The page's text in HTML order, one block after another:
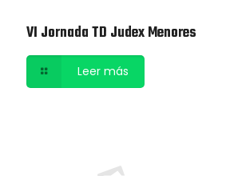
VI Jornada TD Judex Menores
Leer más